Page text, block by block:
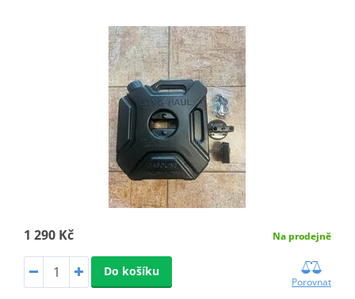
1 290 Kč Na prodejně
Do košíku
Porovnat